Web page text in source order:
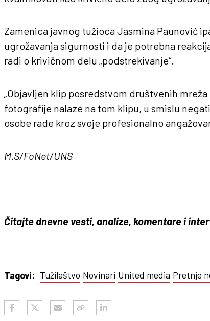
Zamenica javnog tužioca Jasmina Paunović
ugrožavanja sigurnosti i da je potrebna
radi o krivičnom delu „podstrekivanje“.
„Objavljen klip posredstvom društvenih
fotografije nalaze na tom klipu, u smislu
osobe rade kroz svoje profesionalno
M.S/FoNet/UNS
Čitajte dnevne vesti, analize, komentare i
Tagovi: Tužilaštvo Novinari United media Pretnje